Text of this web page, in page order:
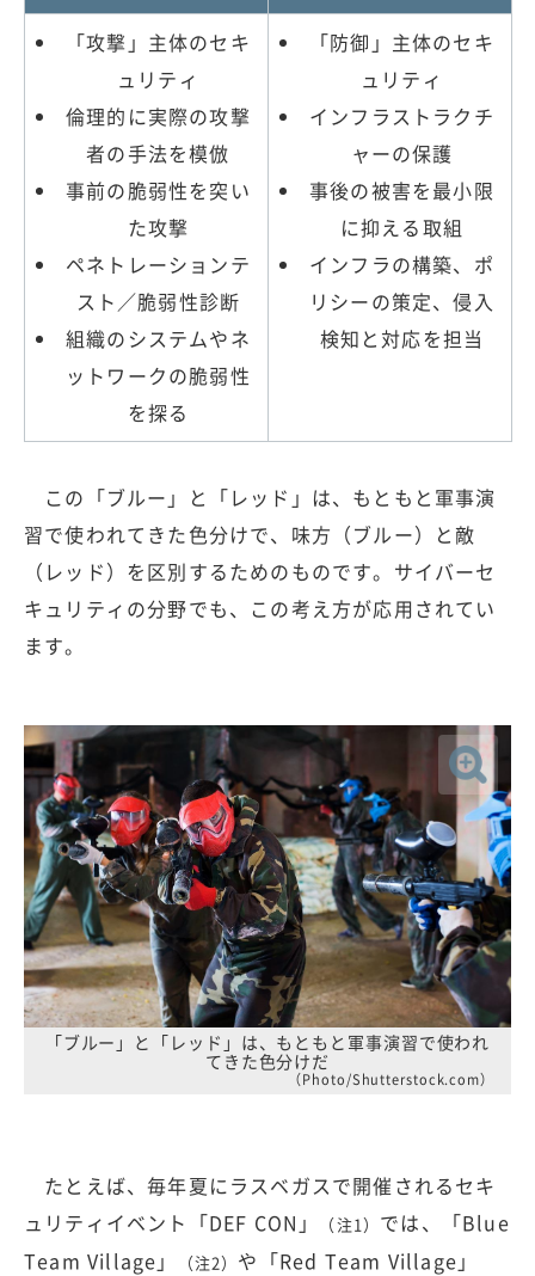
「攻撃」主体のセキ
ュリティ
倫理的に実際の攻撃
者の手法を模倣
事前の脆弱性を突い
た攻撃
ペネトレーションテ
スト／脆弱性診断
組織のシステムやネ
ットワークの脆弱性
を探る
「防御」主体のセキ
ュリティ
インフラストラクチ
ャーの保護
事後の被害を最小限
に抑える取組
インフラの構築、ポ
リシーの策定、侵入
検知と対応を担当
この「ブルー」と「レッド」は、もともと軍事演
習で使われてきた色分けで、味方（ブルー）と敵
（レッド）を区別するためのものです。サイバーセ
キュリティの分野でも、この考え方が応用されてい
ます。
「ブルー」と「レッド」は、もともと軍事演習で使われ
てきた色分けだ
（Photo/Shutterstock.com）
たとえば、毎年夏にラスベガスで開催されるセキ
ュリティイベント「DEF CON」
（注1） では、「Blue
Team Village」
（注2） や「Red Team Village」